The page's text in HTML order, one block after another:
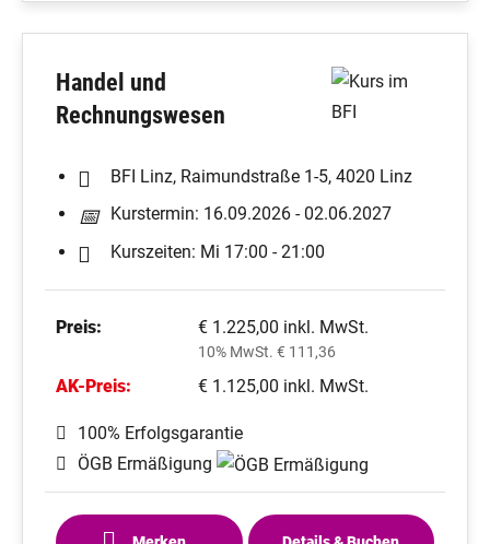
Handel und
Rechnungswesen
BFI Linz, Raimundstraße 1-5, 4020 Linz
Kurstermin: 16.09.2026 - 02.06.2027
Kurszeiten: Mi 17:00 - 21:00
Preis: € 1.225,00 inkl. MwSt.
10% MwSt. € 111,36
AK-Preis: € 1.125,00 inkl. MwSt.
100% Erfolgsgarantie
ÖGB Ermäßigung